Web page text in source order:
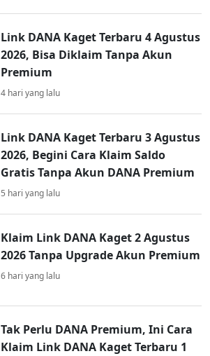
Link DANA Kaget Terbaru 4 Agustus
2026, Bisa Diklaim Tanpa Akun
Premium
4 hari yang lalu
Link DANA Kaget Terbaru 3 Agustus
2026, Begini Cara Klaim Saldo
Gratis Tanpa Akun DANA Premium
5 hari yang lalu
Klaim Link DANA Kaget 2 Agustus
2026 Tanpa Upgrade Akun Premium
6 hari yang lalu
Tak Perlu DANA Premium, Ini Cara
Klaim Link DANA Kaget Terbaru 1